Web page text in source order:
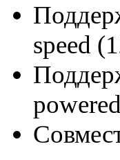
speed